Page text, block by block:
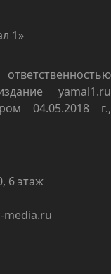
1»
yamal1.ru
04.05.2018 г.,
6 этаж
media.ru